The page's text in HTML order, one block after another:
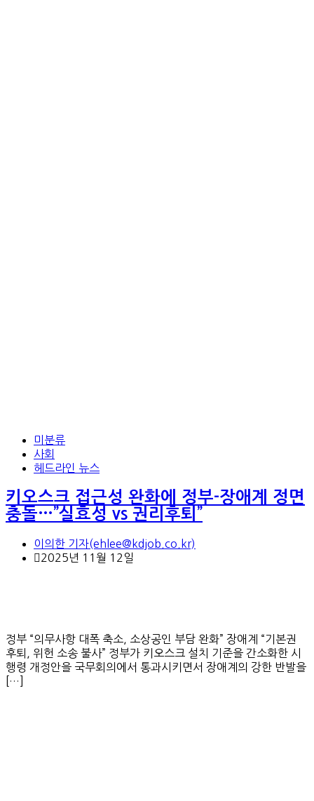
미분류
사회
헤드라인 뉴스
키오스크 접근성 완화에 정부-장애계 정면
충돌…”실효성 vs 권리후퇴”
이의한 기자(ehlee@kdjob.co.kr)
2025년 11월 12일
정부 “의무사항 대폭 축소, 소상공인 부담 완화” 장애계 “기본권
후퇴, 위헌 소송 불사” 정부가 키오스크 설치 기준을 간소화한 시
행령 개정안을 국무회의에서 통과시키면서 장애계의 강한 반발을
[…]